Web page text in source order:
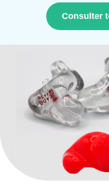
Consulter